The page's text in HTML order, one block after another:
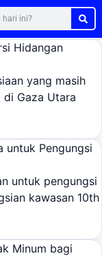
Hidangan
yang masih
Gaza Utara
untuk Pengungsi
untuk pengungsi
kawasan 10th
Minum bagi